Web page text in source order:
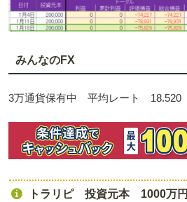
みんなのFX
3万通貨保有中 平均レート 18.520
トラリピ 投資元本 1000万円